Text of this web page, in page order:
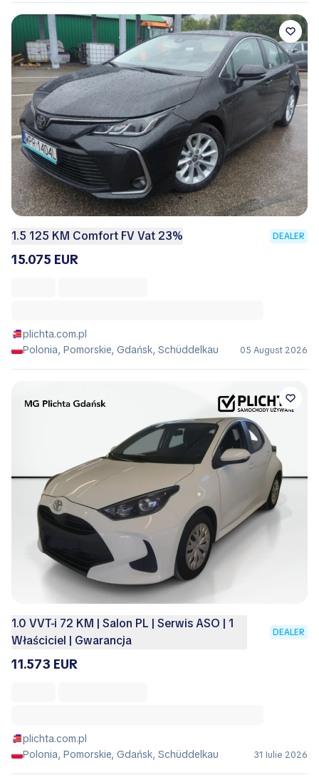
1.5 125 KM Comfort FV Vat 23% DEALER
15.075 EUR
plichta.com.pl
Polonia, Pomorskie, Gdańsk, Schüddelkau
05 August 2026
1.0 VVT-i 72 KM | Salon PL | Serwis ASO | 1
Właściciel | Gwarancja
DEALER
11.573 EUR
plichta.com.pl
Polonia, Pomorskie, Gdańsk, Schüddelkau
31 Iulie 2026